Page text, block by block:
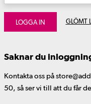
LOGGA IN GLÖMT
Saknar du
Kontakta oss på
50, så ser vi till att du får